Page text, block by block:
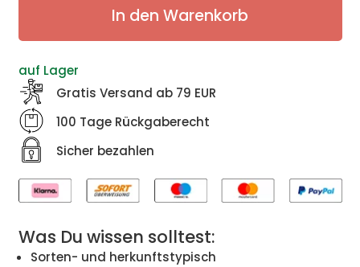
In den Warenkorb
auf Lager
Gratis Versand ab 79 EUR
100 Tage Rückgaberecht
Sicher bezahlen
Was Du wissen solltest:
Sorten- und herkunftstypisch